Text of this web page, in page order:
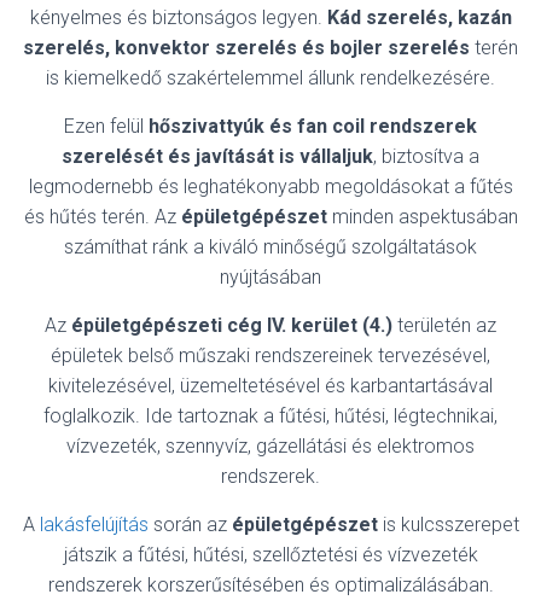
kényelmes és biztonságos legyen. Kád szerelés, kazán
szerelés, konvektor szerelés és bojler szerelés terén
is kiemelkedő szakértelemmel állunk rendelkezésére.
Ezen felül hőszivattyúk és fan coil rendszerek
szerelését és javítását is vállaljuk, biztosítva a
legmodernebb és leghatékonyabb megoldásokat a fűtés
és hűtés terén. Az épületgépészetminden aspektusában
számíthat ránk a kiváló minőségű szolgáltatások
nyújtásában
Az épületgépészeti cég IV. kerület (4.) területén az
épületek belső műszaki rendszereinek tervezésével,
kivitelezésével, üzemeltetésével és karbantartásával
foglalkozik. Ide tartoznak a fűtési, hűtési, légtechnikai,
vízvezeték, szennyvíz, gázellátási és elektromos
rendszerek.
A lakásfelújítás során az épületgépészet is kulcsszerepet
játszik a fűtési, hűtési, szellőztetési és vízvezeték
rendszerek korszerűsítésében és optimalizálásában.